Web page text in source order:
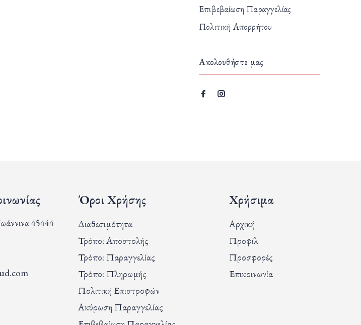
Επιβεβαίωση Παραγγελίας
Πολιτική Απορρήτου
Ακολουθήστε μας
45444
Όροι Χρήσης
Διαθεσιμότητα
Τρόποι Αποστολής
Τρόποι Παραγγελίας
Τρόποι Πληρωμής
Πολιτική Επιστροφών
Ακύρωση Παραγγελίας
Χρήσιμα
Αρχική
Προφίλ
Προσφορές
Επικοινωνία